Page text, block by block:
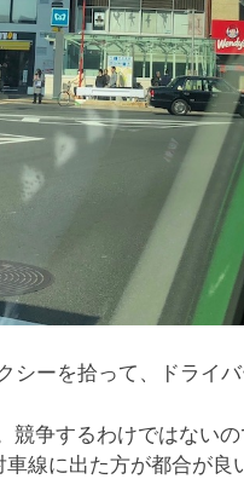
ーを拾って、ドライ
競争するわけではない
線に出た方が都合が良